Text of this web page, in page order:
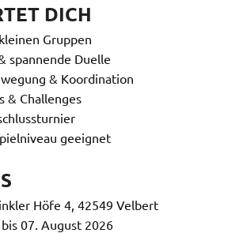
DICH
Gruppen
spannende Duelle
& Koordination
& Challenges
geeignet
Höfe 4, 42549 Velbert
07. August 2026